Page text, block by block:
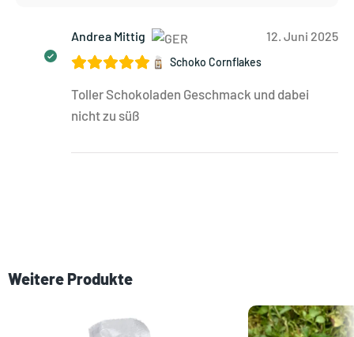
Andrea Mittig 12. Juni 2025
Schoko Cornflakes
Toller Schokoladen Geschmack und dabei
nicht zu süß
Weitere Produkte